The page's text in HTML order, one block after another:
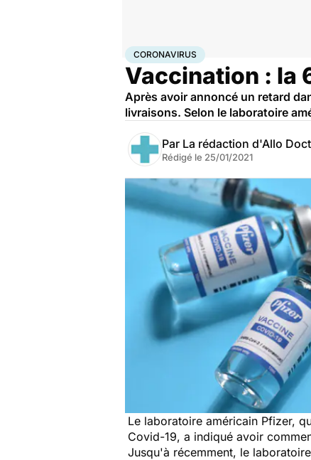
AccueilSantéCoronavirus
CORONAVIRUS
Vaccination : la
Après avoir annoncé un retard
livraisons. Selon le laboratoire
Par La rédaction d'Allo
Rédigé le 25/01/2021
Le laboratoire américain Pfizer,
Covid-19, a indiqué avoir
Jusqu'à récemment, le